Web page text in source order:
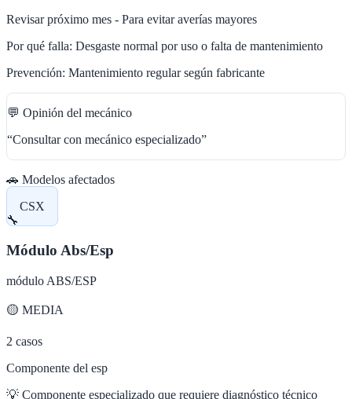
Revisar próximo mes - Para evitar averías mayores
Por qué falla: Desgaste normal por uso o falta de mantenimiento
Prevención: Mantenimiento regular según fabricante
💬 Opinión del mecánico
“Consultar con mecánico especializado”
🚗 Modelos afectados
CSX
🔧
Módulo Abs/Esp
módulo ABS/ESP
🟡 MEDIA
2 casos
Componente del esp
💡 Componente especializado que requiere diagnóstico técnico